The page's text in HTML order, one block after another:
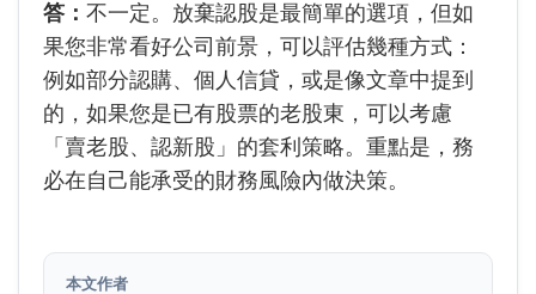
答： 不一定。放棄認股是最簡單的選項，但如
果您非常看好公司前景，可以評估幾種方式：
例如部分認購、個人信貸，或是像文章中提到
的，如果您是已有股票的老股東，可以考慮
「賣老股、認新股」的套利策略。重點是，務
必在自己能承受的財務風險內做決策。
本文作者